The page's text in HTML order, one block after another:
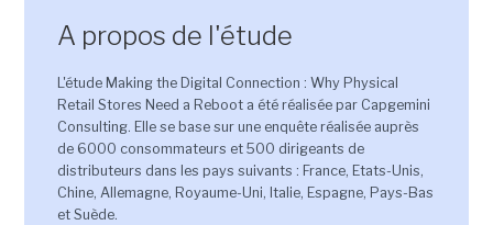
A propos de l'étude
L'étude Making the Digital Connection : Why Physical
Retail Stores Need a Reboot a été réalisée par Capgemini
Consulting. Elle se base sur une enquête réalisée auprès
de 6000 consommateurs et 500 dirigeants de
distributeurs dans les pays suivants : France, Etats-Unis,
Chine, Allemagne, Royaume-Uni, Italie, Espagne, Pays-Bas
et Suède.